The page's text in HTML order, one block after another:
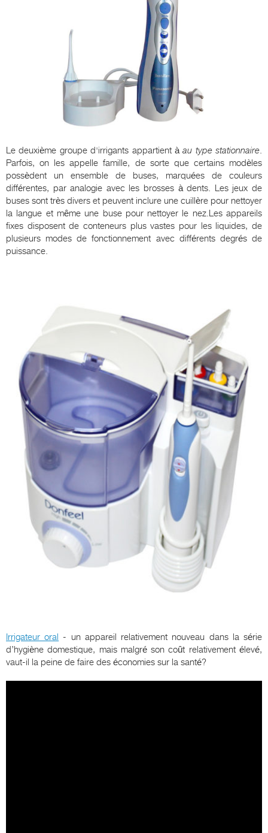
Le deuxième groupe d'irrigants appartient àau type stationnaire.
Parfois, on les appelle famille, de sorte que certains modèles
possèdent un ensemble de buses, marquées de couleurs
différentes, par analogie avec les brosses à dents. Les jeux de
buses sont très divers et peuvent inclure une cuillère pour nettoyer
la langue et même une buse pour nettoyer le nez.Les appareils
fixes disposent de conteneurs plus vastes pour les liquides, de
plusieurs modes de fonctionnement avec différents degrés de
puissance.
Irrigateur oral - un appareil relativement nouveau dans la série
d’hygiène domestique, mais malgré son coût relativement élevé,
vaut-il la peine de faire des économies sur la santé?